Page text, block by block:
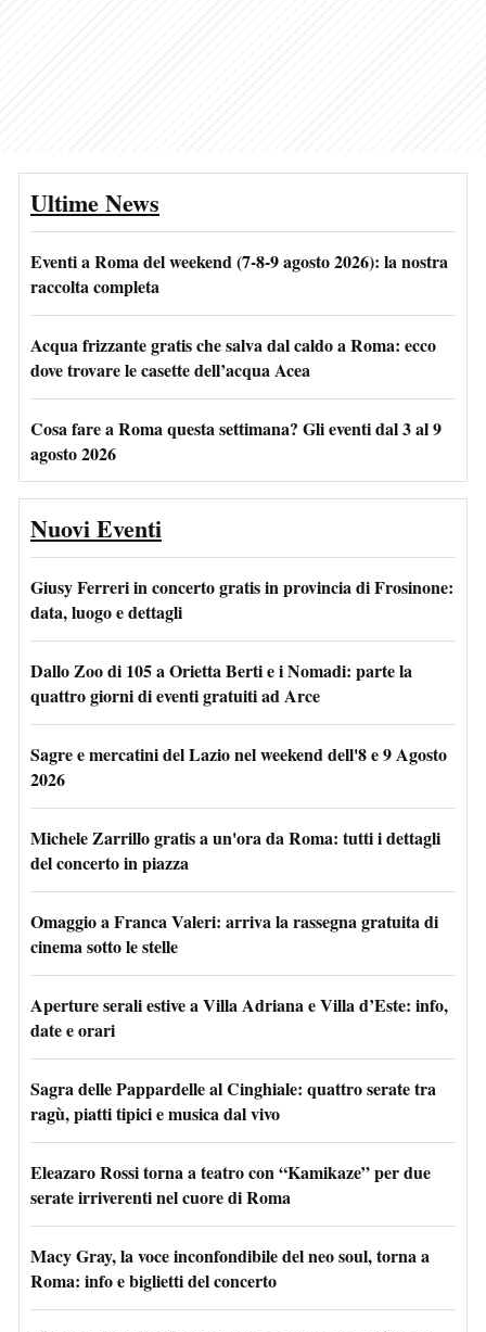
Ultime News
Eventi a Roma del weekend (7-8-9 agosto 2026): la nostra
raccolta completa
Acqua frizzante gratis che salva dal caldo a Roma: ecco
dove trovare le casette dell’acqua Acea
Cosa fare a Roma questa settimana? Gli eventi dal 3 al 9
agosto 2026
Nuovi Eventi
Giusy Ferreri in concerto gratis in provincia di Frosinone:
data, luogo e dettagli
Dallo Zoo di 105 a Orietta Berti e i Nomadi: parte la
quattro giorni di eventi gratuiti ad Arce
Sagre e mercatini del Lazio nel weekend dell'8 e 9 Agosto
2026
Michele Zarrillo gratis a un'ora da Roma: tutti i dettagli
del concerto in piazza
Omaggio a Franca Valeri: arriva la rassegna gratuita di
cinema sotto le stelle
Aperture serali estive a Villa Adriana e Villa d’Este: info,
date e orari
Sagra delle Pappardelle al Cinghiale: quattro serate tra
ragù, piatti tipici e musica dal vivo
Eleazaro Rossi torna a teatro con “Kamikaze” per due
serate irriverenti nel cuore di Roma
Macy Gray, la voce inconfondibile del neo soul, torna a
Roma: info e biglietti del concerto